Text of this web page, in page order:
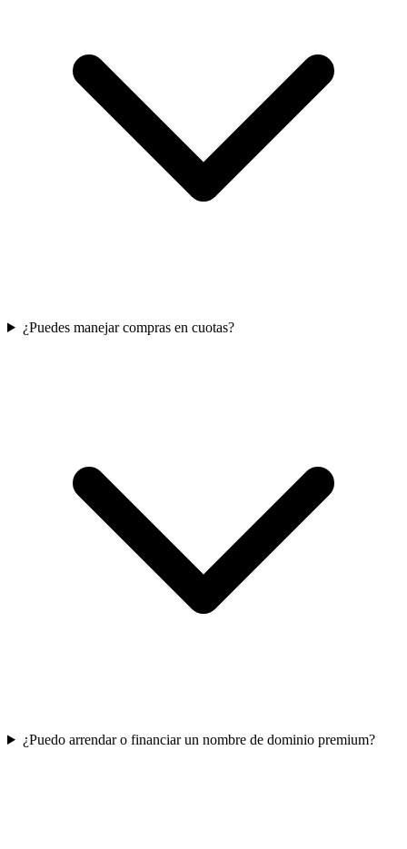
¿Puedes manejar compras en cuotas?
¿Puedo arrendar o financiar un nombre de dominio premium?